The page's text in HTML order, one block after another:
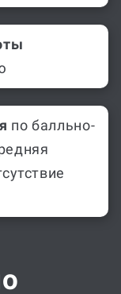
по балльно-